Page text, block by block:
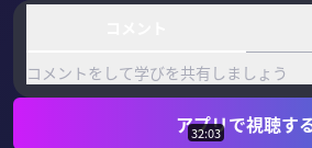
コメントをして学びを共有しましょう
アプリで視聴す
32:03